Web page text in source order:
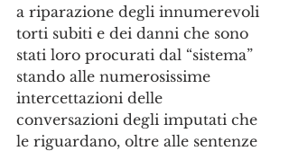
a riparazione degli innumerevoli
torti subiti e dei danni che sono
stati loro procurati dal “sistema”
stando alle numerosissime
intercettazioni delle
conversazioni degli imputati che
le riguardano, oltre alle sentenze